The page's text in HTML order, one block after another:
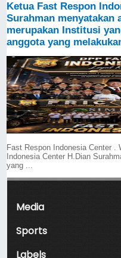
Ketua Fast Respon
Surahman menyatakan
merupakan Institusi
anggota yang
Fast Respon Indonesia Center .
Indonesia Center H.Dian
yang ...
Media
Sports
Labels